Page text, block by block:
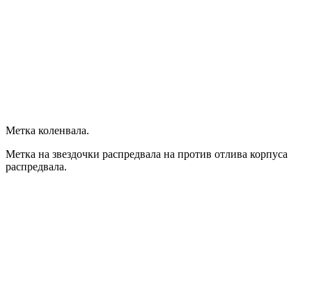
Метка коленвала.
Метка на звездочки распредвала на против отлива корпуса
распредвала.